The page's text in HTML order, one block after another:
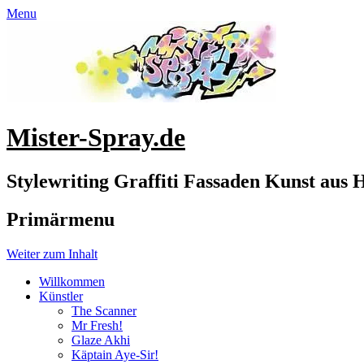
Menu
Mister-Spray.de
Stylewriting Graffiti Fassaden Kunst aus
Primärmenu
Weiter zum Inhalt
Willkommen
Künstler
The Scanner
Mr Fresh!
Glaze Akhi
Käptain Aye-Sir!